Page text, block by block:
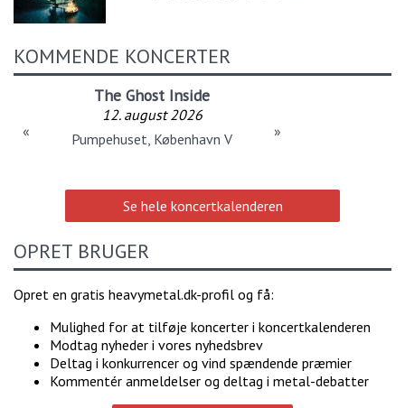
KOMMENDE KONCERTER
The Ghost Inside
12. august 2026
Pumpehuset, København V
« »
Se hele koncertkalenderen
OPRET BRUGER
Opret en gratis heavymetal.dk-profil og få:
Mulighed for at tilføje koncerter i koncertkalenderen
Modtag nyheder i vores nyhedsbrev
Deltag i konkurrencer og vind spændende præmier
Kommentér anmeldelser og deltag i metal-debatter